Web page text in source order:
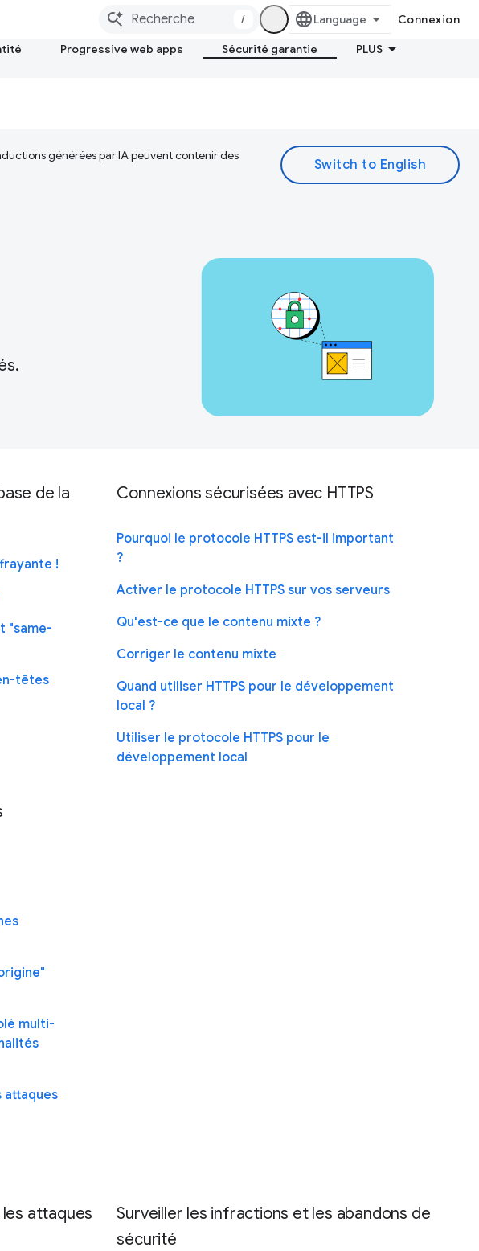
/ Connexion
Progressive web apps Sécurité garantie PLUS
générées par IA peuvent contenir des
de la
!
"same-
têtes
Connexions sécurisées avec HTTPS
Pourquoi le protocole HTTPS est-il important
?
Activer le protocole HTTPS sur vos serveurs
Qu'est-ce que le contenu mixte ?
Corriger le contenu mixte
Quand utiliser HTTPS pour le développement
local ?
Utiliser le protocole HTTPS pour le
développement local
multi-
attaques
attaques
Surveiller les infractions et les abandons de
sécurité